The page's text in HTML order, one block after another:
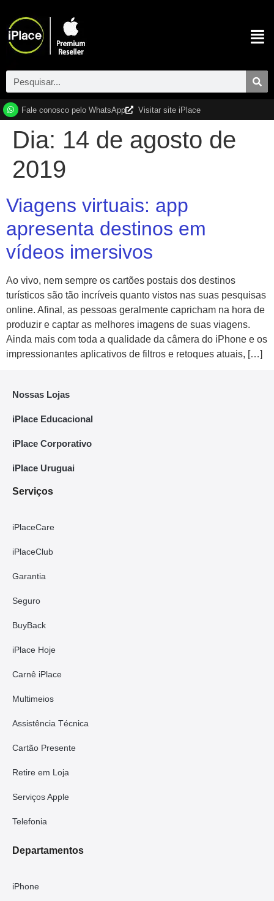
Fale conosco pelo WhatsApp Visitar site iPlace
Dia: 14 de agosto de
2019
Viagens virtuais: app
apresenta destinos em
vídeos imersivos
Ao vivo, nem sempre os cartões postais dos destinos
turísticos são tão incríveis quanto vistos nas suas pesquisas
online. Afinal, as pessoas geralmente capricham na hora de
produzir e captar as melhores imagens de suas viagens.
Ainda mais com toda a qualidade da câmera do iPhone e os
impressionantes aplicativos de filtros e retoques atuais, […]
Nossas Lojas
iPlace Educacional
iPlace Corporativo
iPlace Uruguai
Serviços
iPlaceCare
iPlaceClub
Garantia
Seguro
BuyBack
iPlace Hoje
Carnê iPlace
Multimeios
Assistência Técnica
Cartão Presente
Retire em Loja
Serviços Apple
Telefonia
Departamentos
iPhone